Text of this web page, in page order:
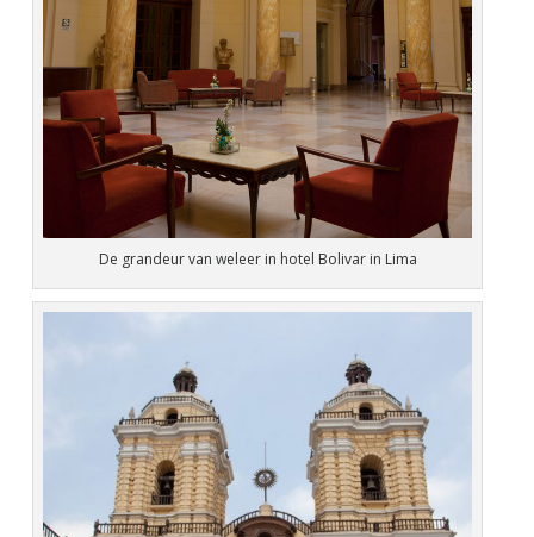
De grandeur van weleer in hotel Bolivar in Lima